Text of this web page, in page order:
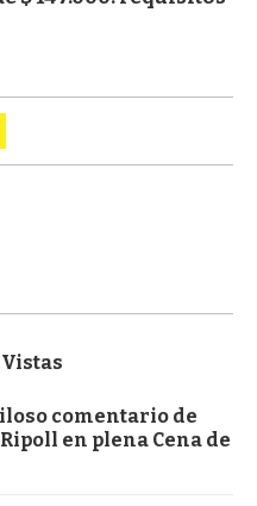
Vistas
comentario de
en plena Cena de